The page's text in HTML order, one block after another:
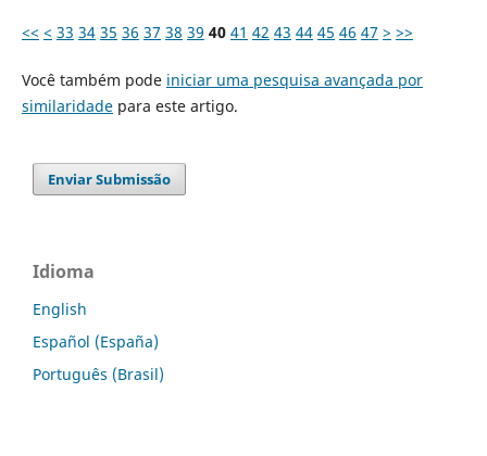
<< < 33 34 35 36 37 38 39 40 41 42 43 44 45 46 47 > >>
Você também pode iniciar uma pesquisa avançada por
similaridadepara este artigo.
Enviar Submissão
Idioma
English
Español (España)
Português (Brasil)